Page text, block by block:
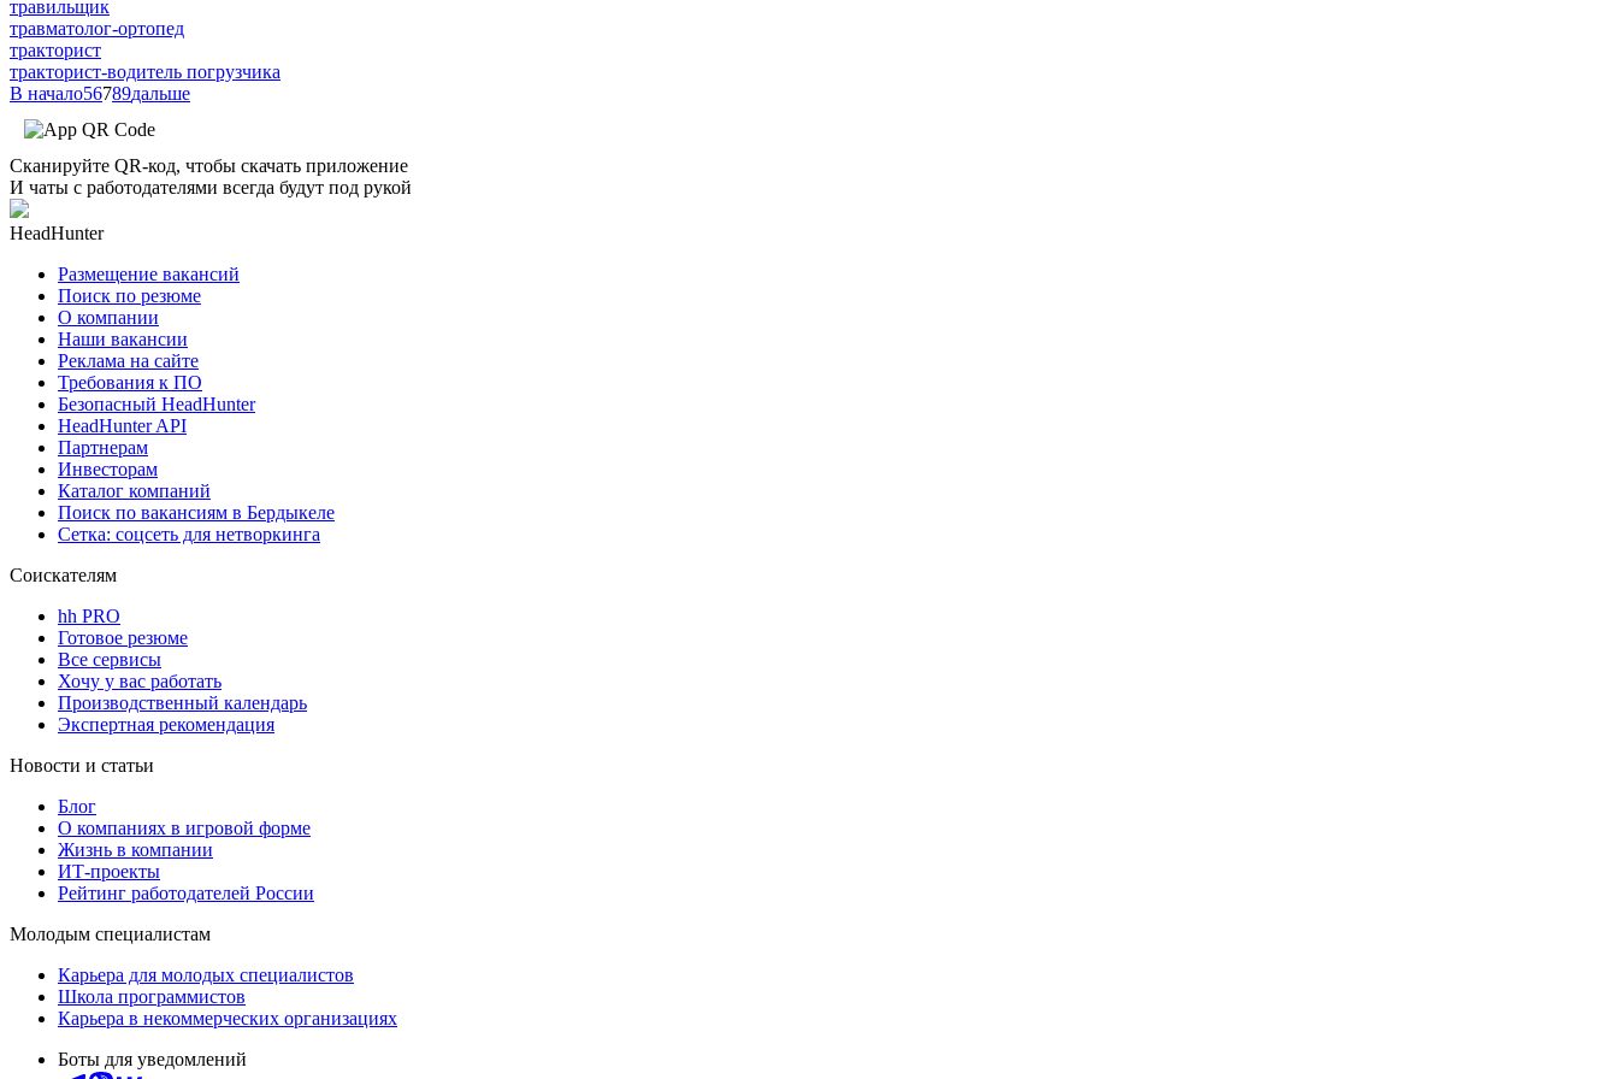
травильщик
травматолог-ортопед
тракторист
тракторист-водитель погрузчика
В начало56789дальше
Сканируйте QR-код, чтобы скачать приложение
И чаты с работодателями всегда будут под рукой
HeadHunter
Размещение вакансий
Поиск по резюме
О компании
Наши вакансии
Реклама на сайте
Требования к ПО
Безопасный HeadHunter
HeadHunter API
Партнерам
Инвесторам
Каталог компаний
Поиск по вакансиям в Бердыкеле
Сетка: соцсеть для нетворкинга
Соискателям
hh PRO
Готовое резюме
Все сервисы
Хочу у вас работать
Производственный календарь
Экспертная рекомендация
Новости и статьи
Блог
О компаниях в игровой форме
Жизнь в компании
ИТ-проекты
Рейтинг работодателей России
Молодым специалистам
Карьера для молодых специалистов
Школа программистов
Карьера в некоммерческих организациях
Боты для уведомлений